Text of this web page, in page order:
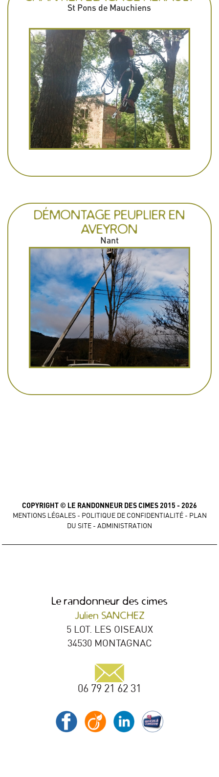
St Pons de Mauchiens
DÉMONTAGE PEUPLIER EN
AVEYRON
Nant
COPYRIGHT © LE RANDONNEUR DES CIMES 2015 - 2026
MENTIONS LÉGALES- POLITIQUE DE CONFIDENTIALITÉ- PLAN
DU SITE - ADMINISTRATION
Le randonneur des cimes
Julien SANCHEZ
5 LOT. LES OISEAUX
34530 MONTAGNAC
06 79 21 62 31